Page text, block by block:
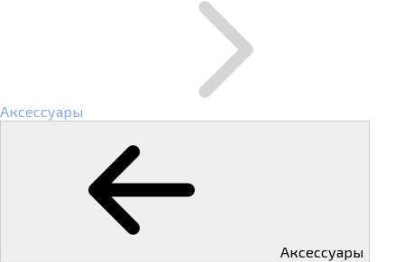
Аксессуары
Аксессуары